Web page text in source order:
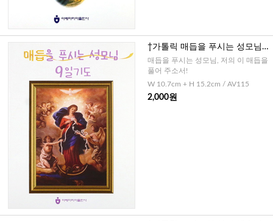
†가톨릭 매듭을 푸시는 성모님 9
일기도
매듭을 푸시는 성모님, 저의 이 매듭을
풀어 주소서!
W 10.7cm + H 15.2cm / AV115
2,000원